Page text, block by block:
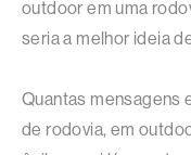
outdoor em uma
seria a melhor ideia
Quantas mensagens
de rodovia, em